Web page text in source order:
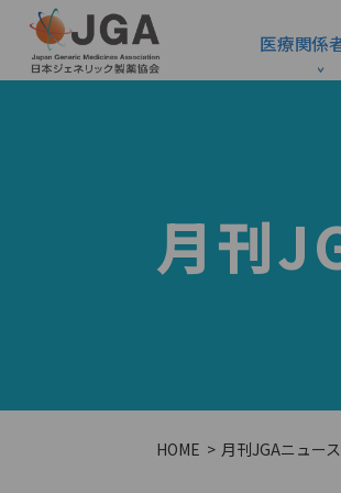
医療関係
月刊
HOME 月刊JGAニュース